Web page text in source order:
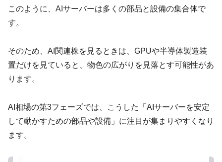
このように、AIサーバーは多くの部品と設備の集合体で
す。
そのため、AI関連株を見るときは、GPUや半導体製造装
置だけを見ていると、物色の広がりを見落とす可能性があ
ります。
AI相場の第3フェーズでは、こうした「AIサーバーを安定
して動かすための部品や設備」に注目が集まりやすくなり
ます。